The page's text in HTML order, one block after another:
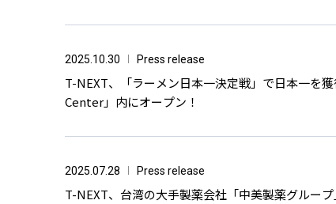
2025.10.30 Press release
T-NEXT、「ラーメン日本一決定戦」で日本一を
Center」内にオープン！
2025.07.28 Press release
T-NEXT、台湾の大手製薬会社「中美製薬グルー